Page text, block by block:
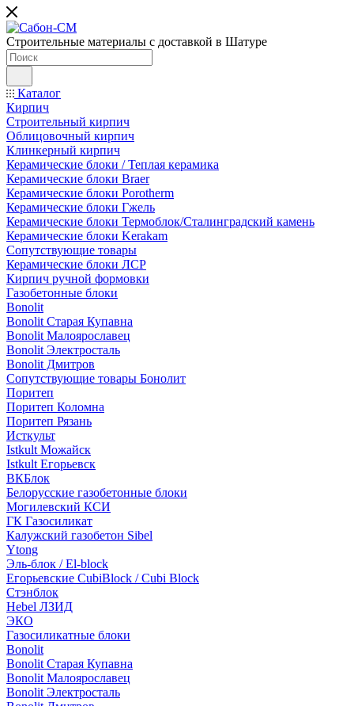
Строительные материалы с доставкой в Шатуре
Каталог
Кирпич
Строительный кирпич
Облицовочный кирпич
Клинкерный кирпич
Керамические блоки / Теплая керамика
Керамические блоки Braer
Керамические блоки Porotherm
Керамические блоки Гжель
Керамические блоки Термоблок/Сталинградский камень
Керамические блоки Kerakam
Сопутствующие товары
Керамические блоки ЛСР
Кирпич ручной формовки
Газобетонные блоки
Bonolit
Bonolit Старая Купавна
Bonolit Малоярославец
Bonolit Электросталь
Bonolit Дмитров
Сопутствующие товары Бонолит
Поритеп
Поритеп Коломна
Поритеп Рязань
Исткульт
Istkult Можайск
Istkult Егорьевск
ВКБлок
Белорусские газобетонные блоки
Могилевский КСИ
ГК Газосиликат
Калужский газобетон Sibel
Ytong
Эль-блок / El-block
Егорьевские CubiBlock / Cubi Block
Стэнблок
Hebel ЛЗИД
ЭКО
Газосиликатные блоки
Bonolit
Bonolit Старая Купавна
Bonolit Малоярославец
Bonolit Электросталь